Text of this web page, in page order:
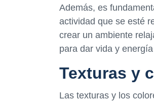
Además, es
actividad que se esté
crear un ambiente
para dar vida y
Texturas y
Las texturas y los